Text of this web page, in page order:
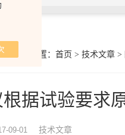
你的位置： 首页 > 技术文章>
据试验要求
09-01 技术文章